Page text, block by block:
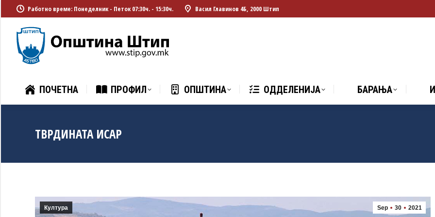
Работно време: Понеделник - Петок 07:30ч. - 15:30ч. Васил Главинов 4Б, 2000 Штип
ПОЧЕТНА ПРОФИЛ ОПШТИНА ОДДЕЛЕНИЈА БАРАЊА
ТВРДИНАТА ИСАР
Sep 30 2021
Култура
ПОЧЕТНА ПРОФИЛ ОПШТИНА ОДДЕЛЕНИЈА БАРАЊА